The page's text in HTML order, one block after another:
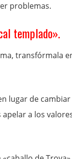
problemas.
templado».
transfórmala
lugar de
a los